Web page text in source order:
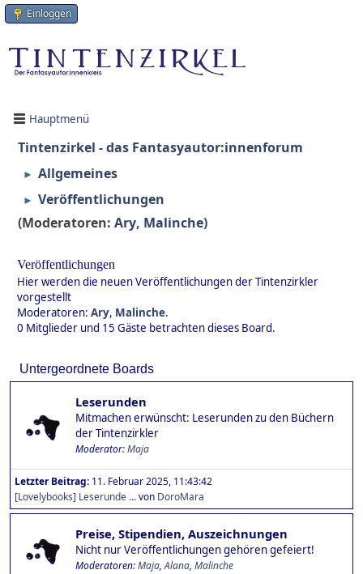
Einloggen
Hauptmenü
Tintenzirkel - das Fantasyautor:innenforum
► Allgemeines
► Veröffentlichungen
(Moderatoren: Ary, Malinche)
Veröffentlichungen
Hier werden die neuen Veröffentlichungen der Tintenzirkler
vorgestellt
Moderatoren: Ary, Malinche.
0 Mitglieder und 15 Gäste betrachten dieses Board.
Untergeordnete Boards
Leserunden
Mitmachen erwünscht: Leserunden zu den Büchern
der Tintenzirkler
Moderator:Maja
Letzter Beitrag: 11. Februar 2025, 11:43:42
[Lovelybooks] Leserunde ...von DoroMara
Preise, Stipendien, Auszeichnungen
Nicht nur Veröffentlichungen gehören gefeiert!
Moderatoren:Maja,Alana, Malinche